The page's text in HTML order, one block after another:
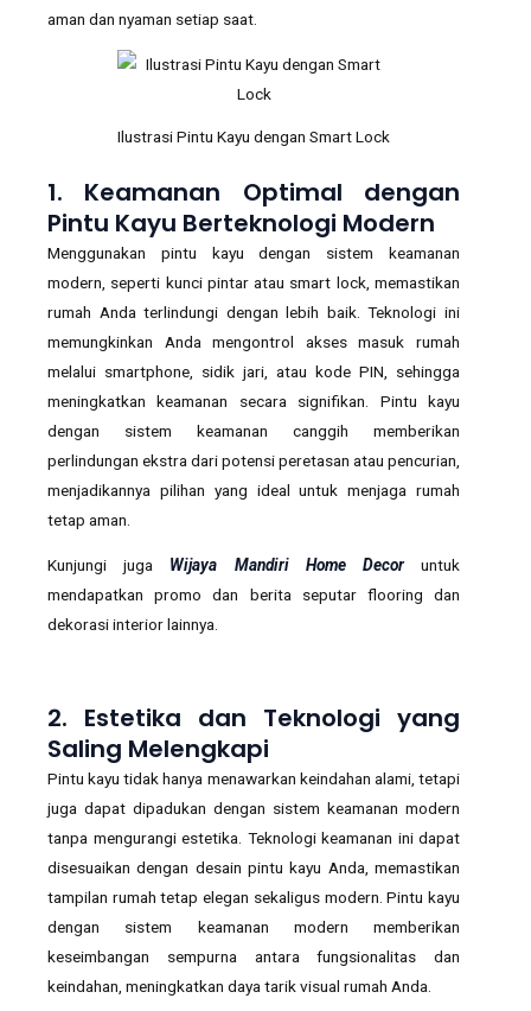
aman dan nyaman setiap saat.
Ilustrasi Pintu Kayu dengan Smart Lock
1. Keamanan Optimal dengan
Pintu Kayu Berteknologi Modern
Menggunakan pintu kayu dengan sistem keamanan
modern, seperti kunci pintar atau smart lock, memastikan
rumah Anda terlindungi dengan lebih baik. Teknologi ini
memungkinkan Anda mengontrol akses masuk rumah
melalui smartphone, sidik jari, atau kode PIN, sehingga
meningkatkan keamanan secara signifikan. Pintu kayu
dengan sistem keamanan canggih memberikan
perlindungan ekstra dari potensi peretasan atau pencurian,
menjadikannya pilihan yang ideal untuk menjaga rumah
tetap aman.
Kunjungi juga Wijaya Mandiri Home Decoruntuk
mendapatkan promo dan berita seputar flooring dan
dekorasi interior lainnya.
2. Estetika dan Teknologi yang
Saling Melengkapi
Pintu kayu tidak hanya menawarkan keindahan alami, tetapi
juga dapat dipadukan dengan sistem keamanan modern
tanpa mengurangi estetika. Teknologi keamanan ini dapat
disesuaikan dengan desain pintu kayu Anda, memastikan
tampilan rumah tetap elegan sekaligus modern. Pintu kayu
dengan sistem keamanan modern memberikan
keseimbangan sempurna antara fungsionalitas dan
keindahan, meningkatkan daya tarik visual rumah Anda.